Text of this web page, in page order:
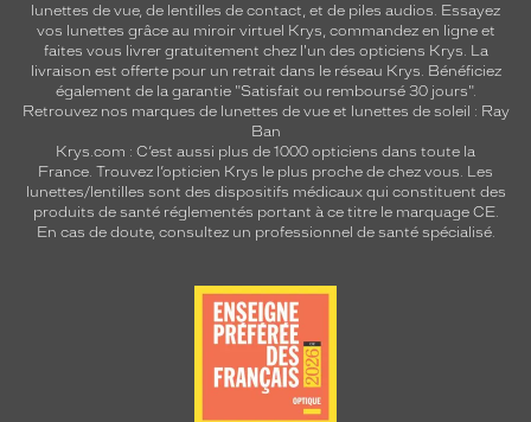
lunettes de vue, de lentilles de contact , et de piles audios. Essayez
vos lunettes grâce au miroir virtuel Krys, commandez en ligne et
faites vous livrer gratuitement chez l'un des opticiens Krys. La
livraison est offerte pour un retrait dans le réseau Krys. Bénéficiez
également de la garantie "Satisfait ou remboursé 30 jours".
Retrouvez nos marques de lunettes de vue et lunettes de soleil : Ray
Ban
Krys.com : C’est aussi plus de 1000 opticiens dans toute la
France. Trouvez l’opticien Krys le plus proche de chez vous . Les
lunettes/lentilles sont des dispositifs médicaux qui constituent des
produits de santé réglementés portant à ce titre le marquage CE.
En cas de doute, consultez un professionnel de santé spécialisé.